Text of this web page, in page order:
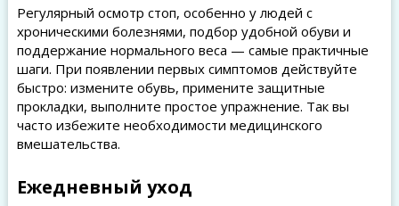
Регулярный осмотр стоп, особенно у людей с
хроническими болезнями, подбор удобной обуви и
поддержание нормального веса — самые практичные
шаги. При появлении первых симптомов действуйте
быстро: измените обувь, примените защитные
прокладки, выполните простое упражнение. Так вы
часто избежите необходимости медицинского
вмешательства.
Ежедневный уход